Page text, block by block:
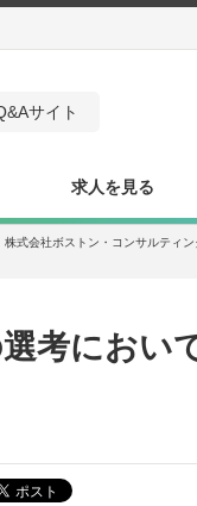
サイト
求人を見る
株式会社ボストン・コンサルティ
考におい